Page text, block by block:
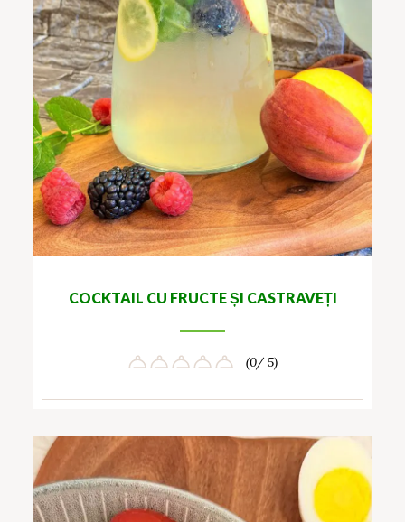
COCKTAIL CU FRUCTE ȘI CASTRAVEȚI
(0/ 5)